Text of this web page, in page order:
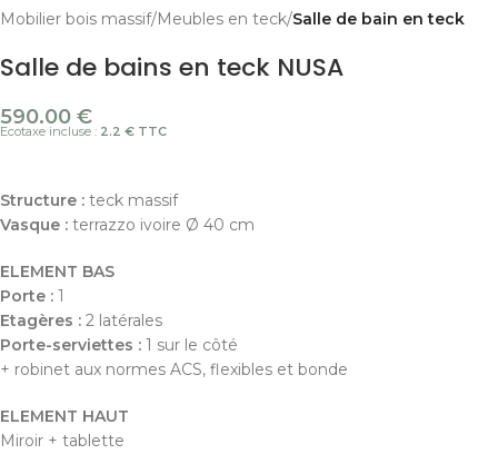
Mobilier bois massif Meubles en teck Salle de bain en teck
Salle de bains en teck NUSA
590.00 €
Ecotaxe incluse : 2.2 € TTC
Structure : teck massif
Vasque : terrazzo ivoire Ø 40 cm
ELEMENT BAS
Porte : 1
Etagères : 2 latérales
Porte-serviettes : 1 sur le côté
+ robinet aux normes ACS, flexibles et bonde
ELEMENT HAUT
Miroir + tablette